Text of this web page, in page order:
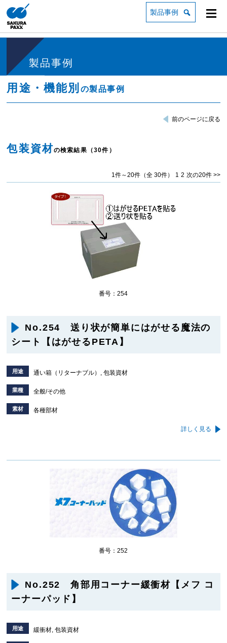
製品事例
製品事例
用途・機能別 の製品事例
前のページに戻る
包装資材の検索結果（30件）
1件～20件（全 30件） 1 2 次の20件 >>
番号：254
No.254 送り状が簡単にはがせる魔法の
シート【はがせるPETA】
用途 通い箱（リターナブル）, 包装資材
業種 全般/その他
素材 各種部材
詳しく見る
番号：252
No.252 角部用コーナー緩衝材【メフ コ
ーナーパッド】
用途 緩衝材, 包装資材